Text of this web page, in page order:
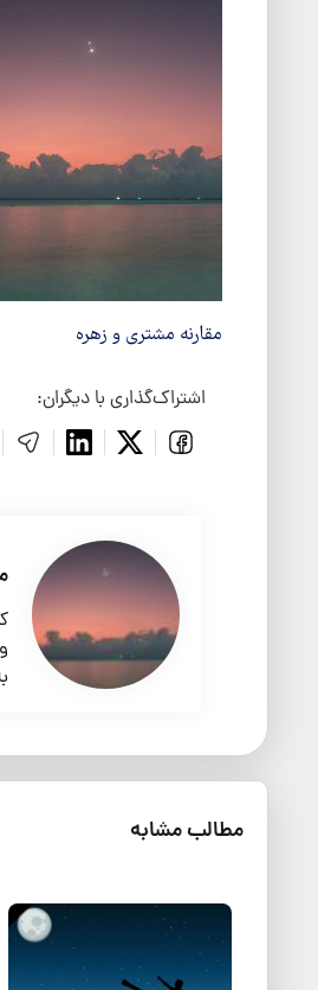
مقارنه مشتری و زهره
اشتراک‌گذاری با دیگران:
مطالب مشابه